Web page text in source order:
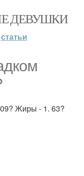
ДЕВУШКИ
статьи
Жиры - 1. 63?